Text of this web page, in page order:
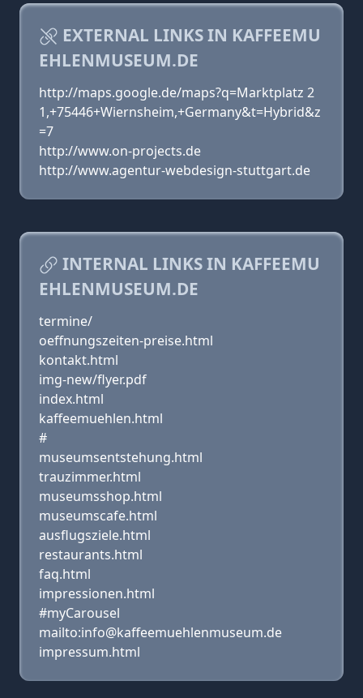
EXTERNAL LINKS IN KAFFEEMU
EHLENMUSEUM.DE
http://maps.google.de/maps?q=Marktplatz 2
1,+75446+Wiernsheim,+Germany&t=Hybrid&z
=7
http://www.on-projects.de
http://www.agentur-webdesign-stuttgart.de
INTERNAL LINKS IN KAFFEEMU
EHLENMUSEUM.DE
termine/
oeffnungszeiten-preise.html
kontakt.html
img-new/flyer.pdf
index.html
kaffeemuehlen.html
#
museumsentstehung.html
trauzimmer.html
museumsshop.html
museumscafe.html
ausflugsziele.html
restaurants.html
faq.html
impressionen.html
#myCarousel
mailto:info@kaffeemuehlenmuseum.de
impressum.html